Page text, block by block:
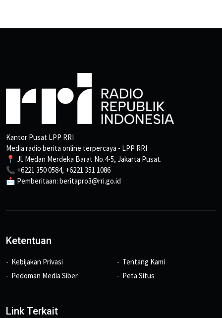
Kantor Pusat LPP RRI
Media radio berita online terpercaya - LPP RRI
📍 Jl. Medan Merdeka Barat No.4-5, Jakarta Pusat.
📞 +6221 350 0584, +6221 351 1086
📩 Pemberitaan: beritapro3@rri.go.id
Ketentuan
Kebijakan Privasi
Pedoman Media Siber
Tentang Kami
Peta Situs
Link Terkait